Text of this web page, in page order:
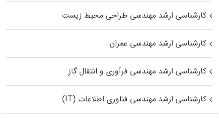
کارشناسی ارشد مهندسی طراحی محیط زیست
کارشناسی ارشد مهندسی عمران
کارشناسی ارشد مهندسی فرآوری و انتقال گاز
کارشناسی ارشد مهندسی فناوری اطلاعات (IT)